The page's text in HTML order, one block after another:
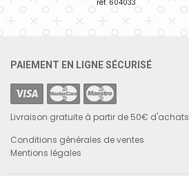
réf. 604033
PAIEMENT EN LIGNE SÉCURISÉ
Livraison gratuite à partir de 50€ d'achats
Conditions générales de ventes
Mentions légales